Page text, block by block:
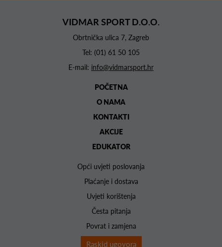
VIDMAR SPORT D.O.O.
Obrtnička ulica 7, Zagreb
Tel: (01) 61 50 105
E-mail: info@vidmarsport.hr
POČETNA
O NAMA
KONTAKTI
AKCIJE
EDUKATOR
Opći uvjeti poslovanja
Plaćanje i dostava
Uvjeti korištenja
Česta pitanja
Povrat i zamjena
Raskid ugovora